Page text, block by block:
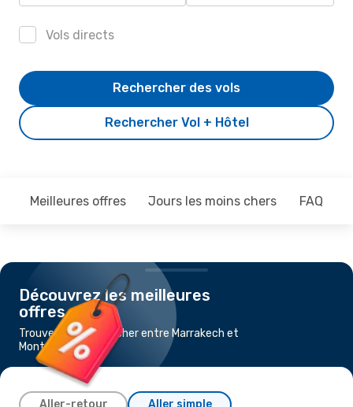
Vols directs
Rechercher Vol + Hôtel
Rechercher des vols
Meilleures offres Jours les moins chers FAQ
Découvrez les meilleures
offres
Trouvez un vol pas cher entre Marrakech et
Montpellier
Aller-retour Aller simple